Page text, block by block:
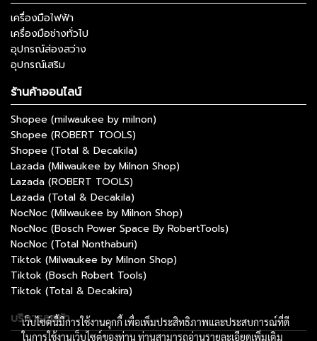
เครื่องมือไฟฟ้า
เครื่องมือช่างทั่วไป
อุปกรณ์ส่องสว่าง
อุปกรณ์เสริม
ร้านค้าออนไลน์
Shopee (milwaukee by milnon)
Shopee (ROBERT TOOLS)
Shopee (Total & Decakila)
Lazada (Milwaukee by Milnon Shop)
Lazada (ROBERT TOOLS)
Lazada (Total & Decakila)
NocNoc (Milwaukee by Milnon Shop)
NocNoc (Bosch Power Space By RobertTools)
NocNoc (Total Nonthaburi)
Tiktok (Milwaukee by Milnon Shop)
Tiktok (Bosch Robert Tools)
Tiktok (Total & Decakira)
บริการลูกค้า
เว็บไซต์นี้มีการใช้งานคุกกี้ เพื่อเพิ่มประสิทธิภาพและประสบการณ์ที่ดี
ในการใช้งานเว็บไซต์ของท่าน ท่านสามารถอ่านรายละเอียดเพิ่มเติม